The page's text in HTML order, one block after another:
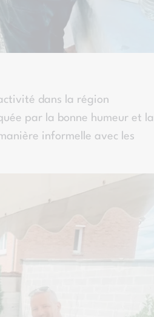
dans la région
par la bonne humeur et la
informelle avec les